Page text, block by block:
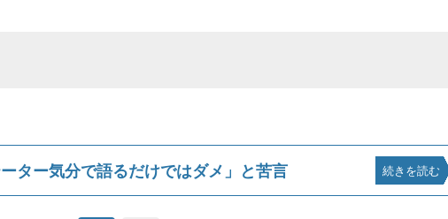
ター気分で語るだけではダメ」と苦言 続きを読む